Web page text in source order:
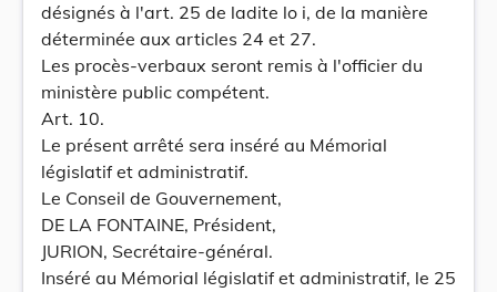
désignés à l'art. 25 de ladite lo i, de la manière
déterminée aux articles 24 et 27.
Les procès-verbaux seront remis à l'officier du
ministère public compétent.
Art. 10.
Le présent arrêté sera inséré au Mémorial
législatif et administratif.
Le Conseil de Gouvernement,
DE LA FONTAINE, Président,
JURION, Secrétaire-général.
Inséré au Mémorial législatif et administratif, le 25